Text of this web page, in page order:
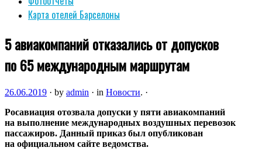
Карта отелей Барселоны
5 авиакомпаний отказались от допусков
по 65 международным маршрутам
26.06.2019 · by admin · in Новости. ·
Росавиация отозвала допуски у пяти авиакомпаний
на выполнение международных воздушных перевозок
пассажиров. Данный приказ был опубликован
на официальном сайте ведомства.